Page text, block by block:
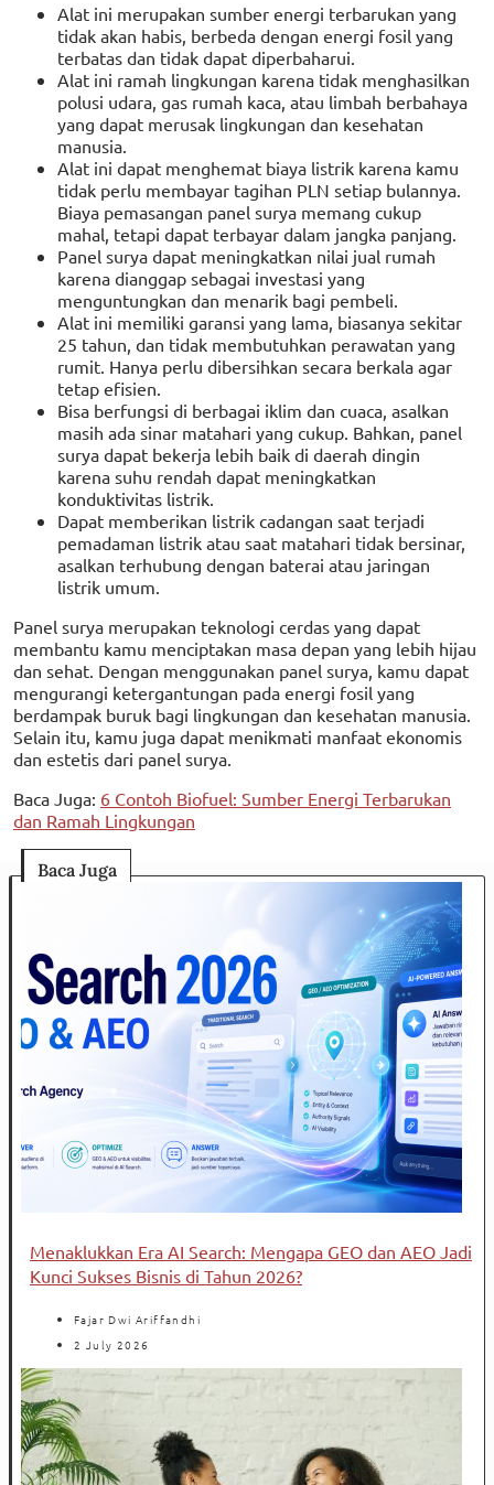
Alat ini merupakan sumber energi terbarukan yang
tidak akan habis, berbeda dengan energi fosil yang
terbatas dan tidak dapat diperbaharui.
Alat ini ramah lingkungan karena tidak menghasilkan
polusi udara, gas rumah kaca, atau limbah berbahaya
yang dapat merusak lingkungan dan kesehatan
manusia.
Alat ini dapat menghemat biaya listrik karena kamu
tidak perlu membayar tagihan PLN setiap bulannya.
Biaya pemasangan panel surya memang cukup
mahal, tetapi dapat terbayar dalam jangka panjang.
Panel surya dapat meningkatkan nilai jual rumah
karena dianggap sebagai investasi yang
menguntungkan dan menarik bagi pembeli.
Alat ini memiliki garansi yang lama, biasanya sekitar
25 tahun, dan tidak membutuhkan perawatan yang
rumit. Hanya perlu dibersihkan secara berkala agar
tetap efisien.
Bisa berfungsi di berbagai iklim dan cuaca, asalkan
masih ada sinar matahari yang cukup. Bahkan, panel
surya dapat bekerja lebih baik di daerah dingin
karena suhu rendah dapat meningkatkan
konduktivitas listrik.
Dapat memberikan listrik cadangan saat terjadi
pemadaman listrik atau saat matahari tidak bersinar,
asalkan terhubung dengan baterai atau jaringan
listrik umum.
Panel surya merupakan teknologi cerdas yang dapat
membantu kamu menciptakan masa depan yang lebih hijau
dan sehat. Dengan menggunakan panel surya, kamu dapat
mengurangi ketergantungan pada energi fosil yang
berdampak buruk bagi lingkungan dan kesehatan manusia.
Selain itu, kamu juga dapat menikmati manfaat ekonomis
dan estetis dari panel surya.
Baca Juga: 6 Contoh Biofuel: Sumber Energi Terbarukan
dan Ramah Lingkungan
Baca Juga
Menaklukkan Era AI Search: Mengapa GEO dan AEO Jadi
Kunci Sukses Bisnis di Tahun 2026?
Fajar Dwi Ariffandhi
2 July 2026